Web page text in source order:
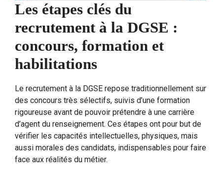
Les étapes clés du
recrutement à la DGSE :
concours, formation et
habilitations
Le recrutement à la DGSE repose traditionnellement sur
des concours très sélectifs, suivis d’une formation
rigoureuse avant de pouvoir prétendre à une carrière
d’agent du renseignement. Ces étapes ont pour but de
vérifier les capacités intellectuelles, physiques, mais
aussi morales des candidats, indispensables pour faire
face aux réalités du métier.